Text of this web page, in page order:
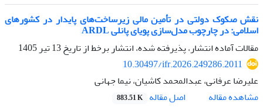
نقش صکوک دولتی در تأمین مالی زیرساخت‌های پایدار در کشورهای
اسلامی: در چارچوب مدل‌سازی پویای پانلی ARDL
مقالات آماده انتشار، پذیرفته شده، انتشار برخط از تاریخ13 تیر 1405
10.30497/ifr.2026.249286.2011
علیرضا عرفانی، عبدالمحمد کاشیان، نیما جهانی
مشاهده مقاله
اصل مقاله 883.51 K